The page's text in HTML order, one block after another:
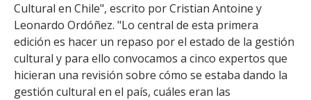
Cultural en Chile", escrito por Cristian Antoine y
Leonardo Ordóñez. "Lo central de esta primera
edición es hacer un repaso por el estado de la gestión
cultural y para ello convocamos a cinco expertos que
hicieran una revisión sobre cómo se estaba dando la
gestión cultural en el país, cuáles eran las